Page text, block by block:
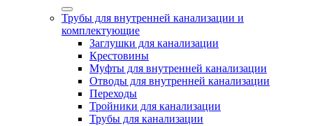
Трубы для внутренней канализации и
комплектующие
Заглушки для канализации
Крестовины
Муфты для внутренней канализации
Отводы для внутренней канализации
Переходы
Тройники для канализации
Трубы для канализации